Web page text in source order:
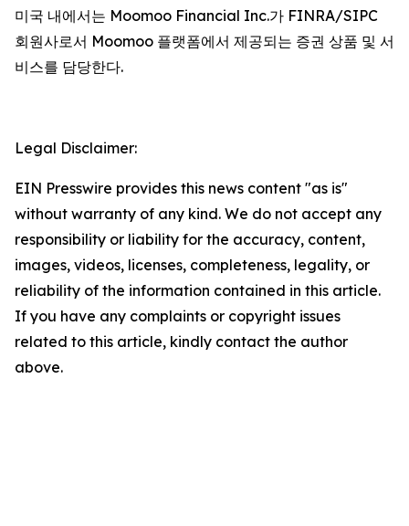
미국 내에서는 Moomoo Financial Inc.가 FINRA/SIPC
회원사로서 Moomoo 플랫폼에서 제공되는 증권 상품 및 서
비스를 담당한다.
Legal Disclaimer:
EIN Presswire provides this news content "as is"
without warranty of any kind. We do not accept any
responsibility or liability for the accuracy, content,
images, videos, licenses, completeness, legality, or
reliability of the information contained in this article.
If you have any complaints or copyright issues
related to this article, kindly contact the author
above.